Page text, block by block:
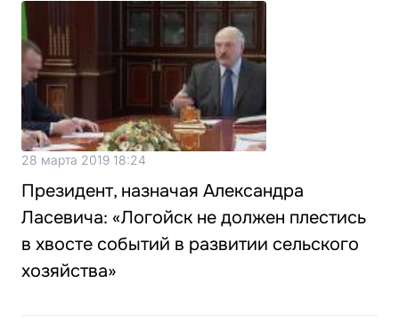
28 марта 2019 18:24
Президент, назначая Александра
Ласевича: «Логойск не должен плестись
в хвосте событий в развитии сельского
хозяйства»